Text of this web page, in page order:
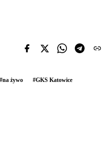
#na żywo #GKS Katowice